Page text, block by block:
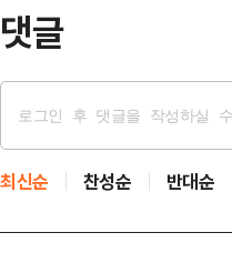
댓글
최신순 찬성순 반대순